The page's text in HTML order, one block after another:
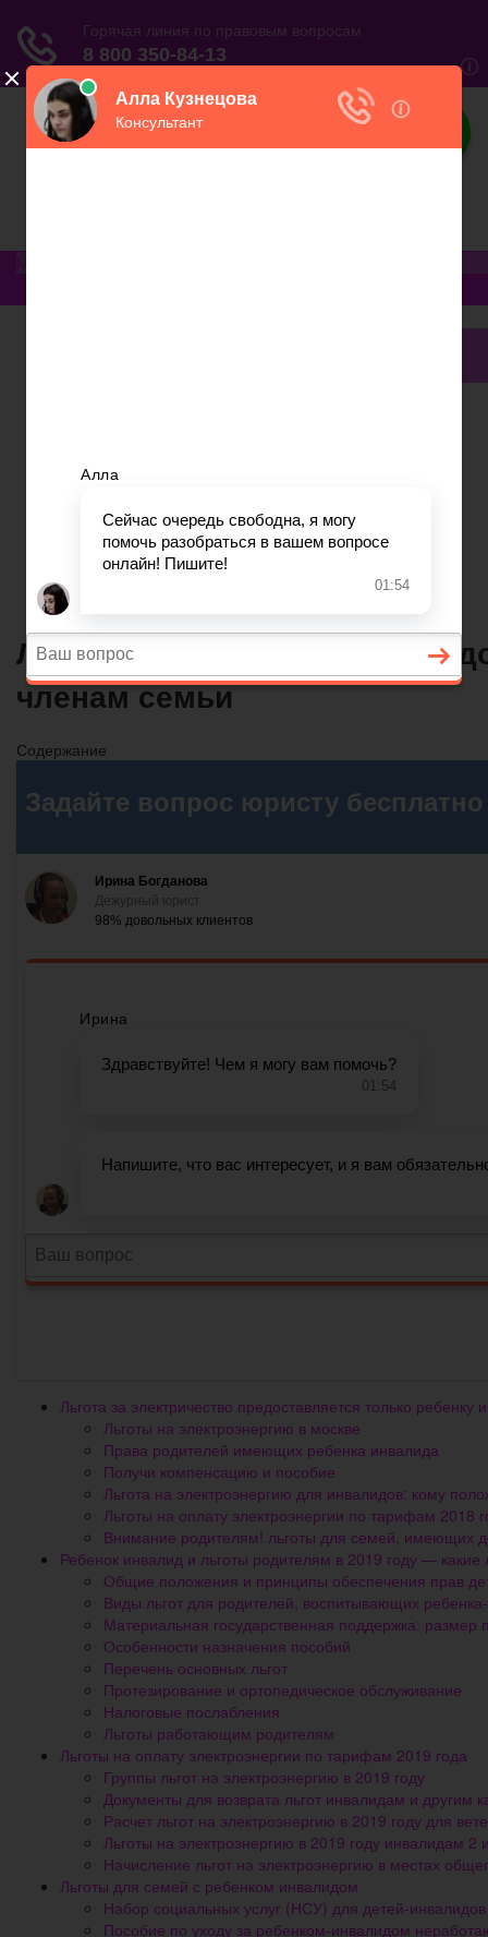
Юриспруденция
Вопросы и ответы
Главная
Финансовое дело
Банковское дело
Вопросы и ответы
Льгота за электричество
членам семьи
Содержание
Льгота за электричество предоставляется только
Льготы на электроэнергию в москве
Права родителей имеющих ребенка инвалида
Получи компенсацию и пособие
Льгота на электроэнергию для инвалидов: кому
Льготы на оплату электроэнергии по тарифам 2018
Внимание родителям! льготы для семей, имеющих
Ребенок инвалид и льготы родителям в 2019 году —
Общие положения и принципы обеспечения прав
Виды льгот для родителей, воспитывающих
Материальная государственная поддержка: размер
Особенности назначения пособий
Перечень основных льгот
Протезирование и ортопедическое обслуживание
Налоговые послабления
Льготы работающим родителям
Льготы на оплату электроэнергии по тарифам 2019 года
Группы льгот на электроэнергию в 2019 году
Документы для возврата льгот инвалидам и другим
Расчет льгот на электроэнергию в 2019 году для
Льготы на электроэнергию в 2019 году инвалидам 2
Начисление льгот на электроэнергию в местах
Льготы для семей с ребенком инвалидом
Набор социальных услуг (НСУ) для детей-инвалидов
Пособие по уходу за ребенком-инвалидом